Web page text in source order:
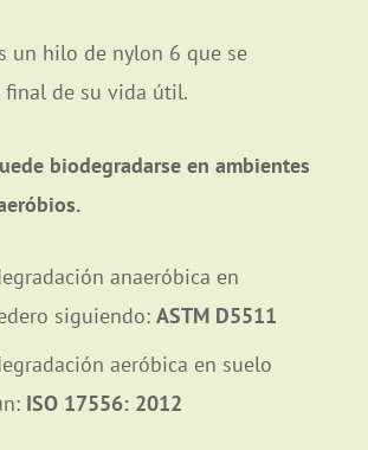
un hilo de nylon 6 que se
final de su vida útil.
biodegradarse en ambientes
anaeróbica en
siguiendo:ASTM D5511
aeróbica en suelo
ISO 17556: 2012